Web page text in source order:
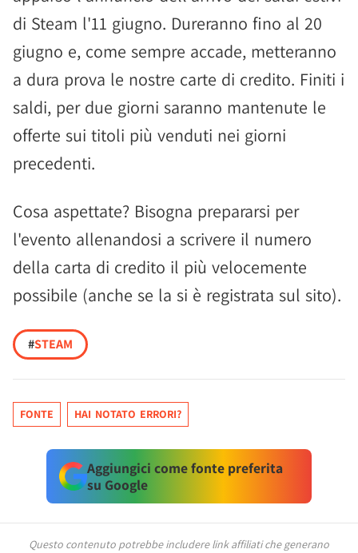
di Steam l'11 giugno. Dureranno fino al 20
giugno e, come sempre accade, metteranno
a dura prova le nostre carte di credito. Finiti i
saldi, per due giorni saranno mantenute le
offerte sui titoli più venduti nei giorni
precedenti.
Cosa aspettate? Bisogna prepararsi per
l'evento allenandosi a scrivere il numero
della carta di credito il più velocemente
possibile (anche se la si è registrata sul sito).
#STEAM
FONTE HAI NOTATO ERRORI?
Aggiungici come fonte preferita
su Google
Questo contenuto potrebbe includere link affiliati che generano